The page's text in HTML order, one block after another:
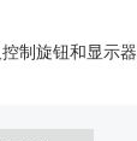
制旋钮和显示器